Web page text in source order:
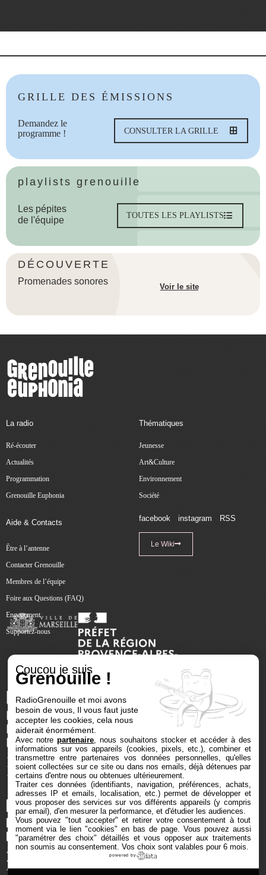
GRILLE DES ÉMISSIONS
Demandez le
programme !
CONSULTER LA GRILLE
playlists grenouille
Les pépites
de l'équipe
TOUTES LES PLAYLISTS
DÉCOUVERTE
Promenades sonores
Voir le site
La radio
Ré-écouter
Actualités
Programmation
Grenouille Euphonia
Thématiques
Jeunesse
Art&Culture
Environnement
Société
Aide & Contacts
Être à l’antenne
Contacter Grenouille
Membres de l’équipe
Foire aux Questions (FAQ)
Engagement
Supportez-nous
facebook instagram RSS
Le Wiki
Coucou je suis
Grenouille !
RadioGrenouille et moi avons
besoin de vous, Il vous faut juste
accepter les cookies, cela nous
aiderait énormément.
Avec notrepartenaire , nous souhaitons stocker et accéder à des
informations sur vos appareils (cookies, pixels, etc.), combiner et
transmettre entre partenaires vos données personnelles, qu'elles
soient collectées sur ce site ou dans nos emails, déjà détenues par
certains d'entre nous ou obtenues ultérieurement.
Traiter ces données (identifiants, navigation, préférences, achats,
adresses IP et emails, localisation, etc.) permet de développer et
vous proposer des services sur vos différents appareils (y compris
par email), d'en mesurer la performance, et d'étudier les audiences.
Vous pouvez "tout accepter" et retirer votre consentement à tout
moment via le lien "cookies" en bas de page. Vous pouvez aussi
"paramétrer des choix" détaillés et vous opposer aux traitements
non soumis au consentement. Vos choix sont valables pour 6 mois.
powered by